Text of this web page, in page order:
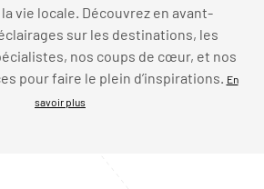
vie locale. Découvrez en avant-
sur les destinations, les
nos coups de cœur, et nos
pour faire le plein d’inspirations. En
savoir plus